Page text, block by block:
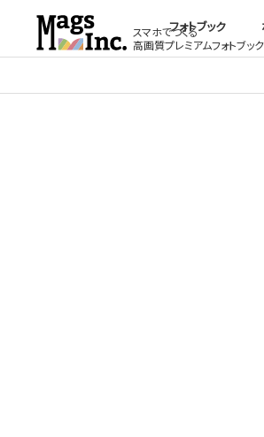
スマホでつくる
高画質プレミアムフォトブック
フォトブック